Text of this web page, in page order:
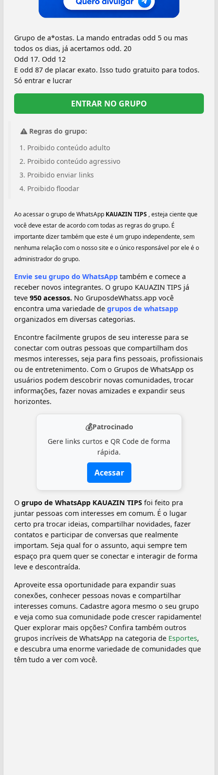
Grupo de a*ostas. La mando entradas odd 5 ou mas
todos os dias, já acertamos odd. 20
Odd 17. Odd 12
E odd 87 de placar exato. Isso tudo gratuito para todos.
Só entrar e lucrar
ENTRAR NO GRUPO
Regras do grupo:
Proibido conteúdo adulto
Proibido conteúdo agressivo
Proibido enviar links
Proibido floodar
Ao acessar o grupo de WhatsApp KAUAZIN TIPS , esteja ciente que
você deve estar de acordo com todas as regras do grupo. É
importante dizer também que este é um grupo independente, sem
nenhuma relação com o nosso site e o único responsável por ele é o
administrador do grupo.
Envie seu grupo do WhatsApp também e comece a
receber novos integrantes. O grupo KAUAZIN TIPS já
teve 950 acessos. No GruposdeWhatss.app você
encontra uma variedade de grupos de whatsapp
organizados em diversas categorias.
Encontre facilmente grupos de seu interesse para se
conectar com outras pessoas que compartilham dos
mesmos interesses, seja para fins pessoais, profissionais
ou de entretenimento. Com o Grupos de WhatsApp os
usuários podem descobrir novas comunidades, trocar
informações, fazer novas amizades e expandir seus
horizontes.
💰Patrocinado
Gere links curtos e QR Code de forma
rápida.
Acessar
O grupo de WhatsApp KAUAZIN TIPS foi feito pra
juntar pessoas com interesses em comum. É o lugar
certo pra trocar ideias, compartilhar novidades, fazer
contatos e participar de conversas que realmente
importam. Seja qual for o assunto, aqui sempre tem
espaço pra quem quer se conectar e interagir de forma
leve e descontraída.
Aproveite essa oportunidade para expandir suas
conexões, conhecer pessoas novas e compartilhar
interesses comuns. Cadastre agora mesmo o seu grupo
e veja como sua comunidade pode crescer rapidamente!
Quer explorar mais opções? Confira também outros
grupos incríveis de WhatsApp na categoria de Esportes,
e descubra uma enorme variedade de comunidades que
têm tudo a ver com você.